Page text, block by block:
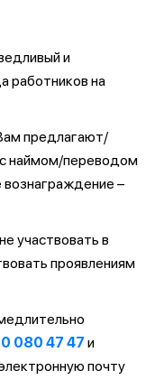
и
работников на
предлагают/
наймом/переводом
–
участвовать в
проявлениям
080 47 47 и
почту